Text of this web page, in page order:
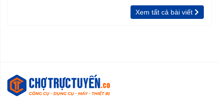
vườn, rào
Xem tất cả bài viết